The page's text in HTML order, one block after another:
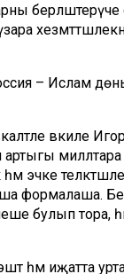
– Ислам
вәкиле
милләтара
эчке
формалаша.
булып тора,
һәм иҗатта